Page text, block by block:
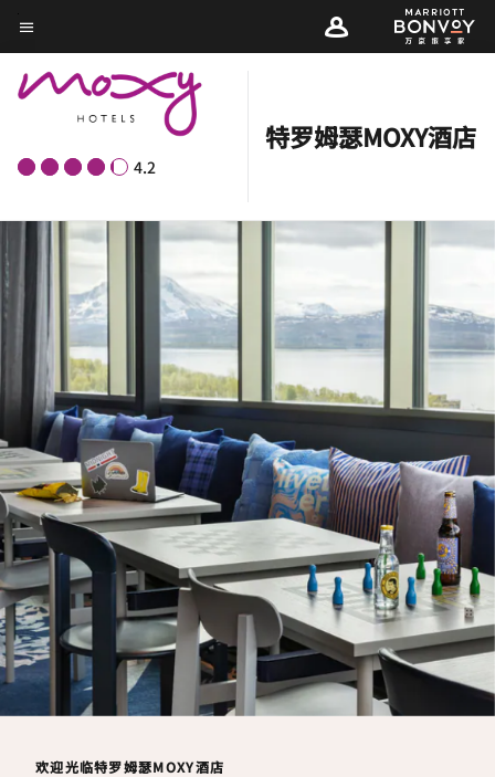
Skip
to
main
content
菜单文本
4.2
特罗姆瑟MOXY酒店
欢迎光临特罗姆瑟MOXY酒店